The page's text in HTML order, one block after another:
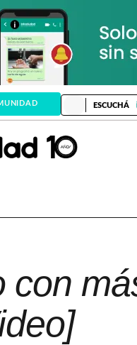
MEP ▼ESCUCHÁ
con